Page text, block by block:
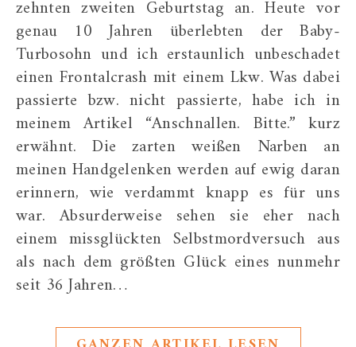
zehnten zweiten Geburtstag an. Heute vor
genau 10 Jahren überlebten der Baby-
Turbosohn und ich erstaunlich unbeschadet
einen Frontalcrash mit einem Lkw. Was dabei
passierte bzw. nicht passierte, habe ich in
meinem Artikel “Anschnallen. Bitte.” kurz
erwähnt. Die zarten weißen Narben an
meinen Handgelenken werden auf ewig daran
erinnern, wie verdammt knapp es für uns
war. Absurderweise sehen sie eher nach
einem missglückten Selbstmordversuch aus
als nach dem größten Glück eines nunmehr
seit 36 Jahren…